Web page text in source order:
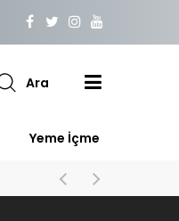
Ara
Yeme İçme